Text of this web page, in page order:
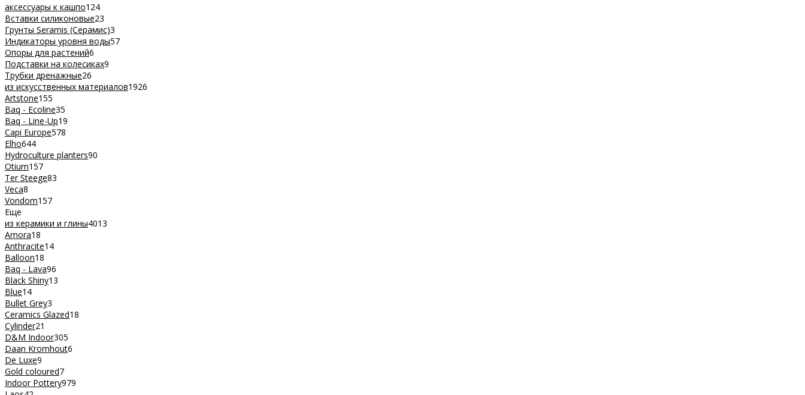
аксессуары к кашпо124
Вставки силиконовые23
Грунты Seramis (Серамис)3
Индикаторы уровня воды57
Опоры для растений6
Подставки на колесиках9
Трубки дренажные26
из искусственных материалов1926
Artstone155
Baq - Ecoline35
Baq - Line-Up19
Capi Europe578
Elho644
Hydroculture planters90
Otium157
Ter Steege83
Veca8
Vondom157
Еще
из керамики и глины4013
Amora18
Anthracite14
Balloon18
Baq - Lava96
Black Shiny13
Blue14
Bullet Grey3
Ceramics Glazed18
Cylinder21
D&M Indoor305
Daan Kromhout6
De Luxe9
Gold coloured7
Indoor Pottery979